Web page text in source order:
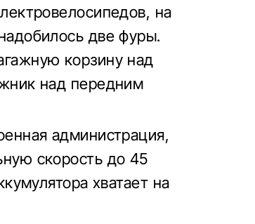
на
две фуры.
корзину над
над передним
администрация,
скорость до 45
хватает на